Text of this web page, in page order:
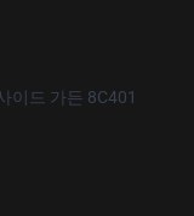
이드 가든 8C401